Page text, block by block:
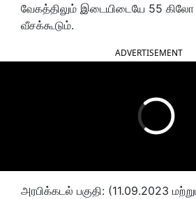
வேகத்திலும் இடையிடையே 55 கிலோ
வீசக்கூடும்.
ADVERTISEMENT
அரபிக்கடல் பகுதி: (11.09.2023